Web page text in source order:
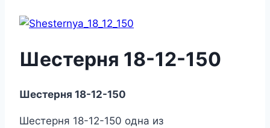
Шестерня 18-12-150
Шестерня 18-12-150
Шестерня 18-12-150 одна из